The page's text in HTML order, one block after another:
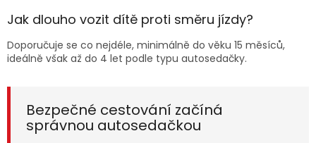
Jak dlouho vozit dítě proti směru jízdy?
Doporučuje se co nejdéle, minimálně do věku 15 měsíců,
ideálně však až do 4 let podle typu autosedačky.
Bezpečné cestování začíná
správnou autosedačkou